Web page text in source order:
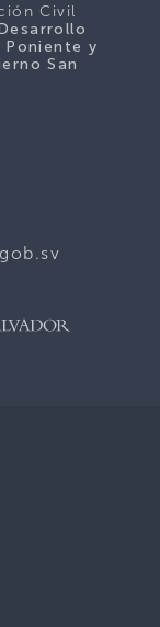
Civil
y
San